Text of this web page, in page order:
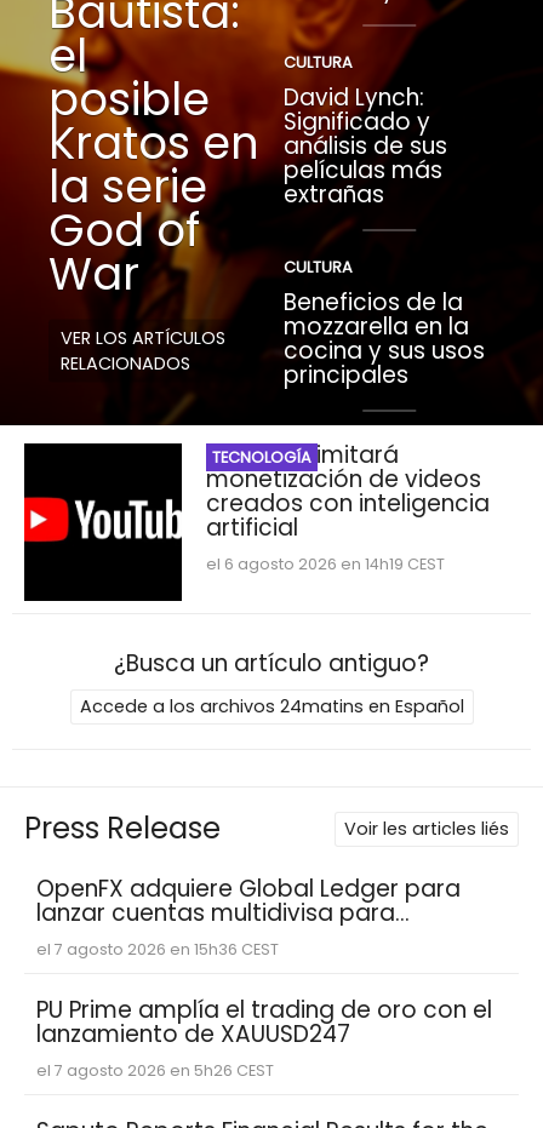
el
posible
Kratos en
la serie
God of
War
VER LOS ARTÍCULOS
RELACIONADOS
CULTURA
David Lynch:
Significado y
análisis de sus
películas más
extrañas
CULTURA
Beneficios de la
mozzarella en la
cocina y sus usos
principales
TECNOLOGÍA
YouTube limitará
monetización de videos
creados con inteligencia
artificial
el 6 agosto 2026 en 14h19 CEST
¿Busca un artículo antiguo?
Accede a los archivos 24matins en Español
Press Release Voir les articles liés
OpenFX adquiere Global Ledger para
lanzar cuentas multidivisa para
empresas fintech
el 7 agosto 2026 en 15h36 CEST
PU Prime amplía el trading de oro con el
lanzamiento de XAUUSD247
el 7 agosto 2026 en 5h26 CEST